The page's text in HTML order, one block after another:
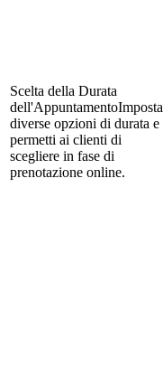
Scelta della Durata
dell'AppuntamentoImposta
diverse opzioni di durata e
permetti ai clienti di
scegliere in fase di
prenotazione online.